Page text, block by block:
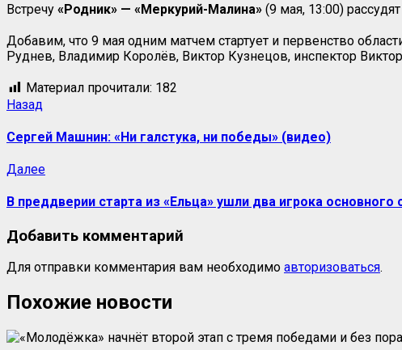
Встречу «Родник» — «Меркурий-Малина» (9 мая, 13:00)
Добавим, что 9 мая одним матчем стартует и первенство
Руднев, Владимир Королёв, Виктор Кузнецов, инспектор
Материал прочитали: 182
Назад
Сергей Машнин: «Ни галстука, ни победы» (видео)
Далее
В преддверии старта из «Ельца» ушли два игрока основного
Добавить комментарий
Для отправки комментария вам необходимо авторизоваться.
Похожие новости